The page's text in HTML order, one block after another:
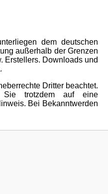
dem deutschen
außerhalb der Grenzen
Erstellers. Downloads und
Dritter beachtet.
Sie trotzdem auf eine
Bei Bekanntwerden